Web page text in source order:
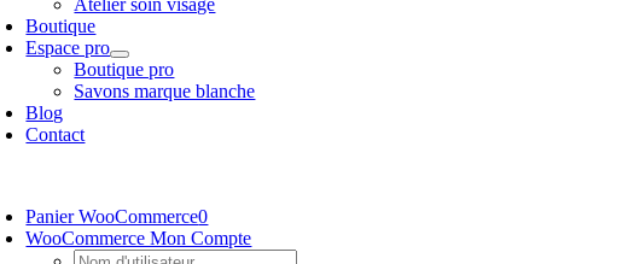
Atelier soin visage
Boutique
Espace pro
Boutique pro
Savons marque blanche
Blog
Contact
Panier WooCommerce0
WooCommerce Mon Compte
Username: